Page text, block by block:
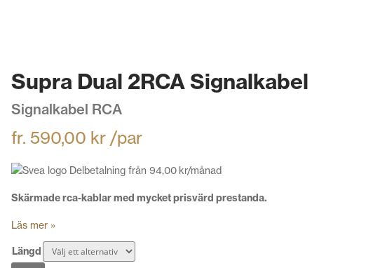
Supra Dual 2RCA Signalkabel
Signalkabel RCA
fr. 590,00 kr /par
Delbetalning från 94,00 kr/månad
Skärmade rca-kablar med mycket prisvärd prestanda.
Läs mer »
Längd